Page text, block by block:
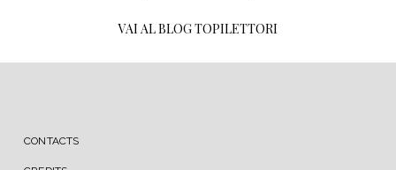
VAI AL BLOG TOPILETTORI
MENU FOOTER
CONTACTS